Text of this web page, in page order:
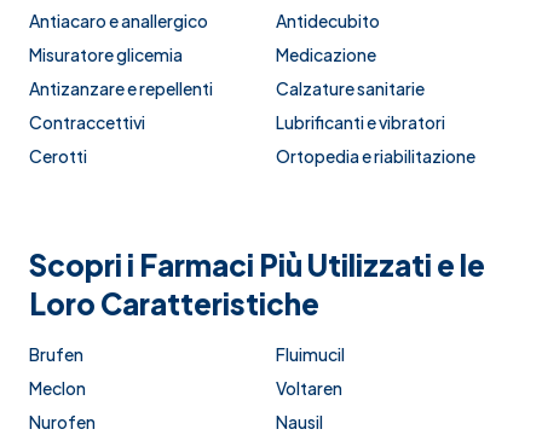
Antiacaro e anallergico
Antidecubito
Misuratore glicemia
Medicazione
Antizanzare e repellenti
Calzature sanitarie
Contraccettivi
Lubrificanti e vibratori
Cerotti
Ortopedia e riabilitazione
Scopri i Farmaci Più Utilizzati e le
Loro Caratteristiche
Brufen
Fluimucil
Meclon
Voltaren
Nurofen
Nausil